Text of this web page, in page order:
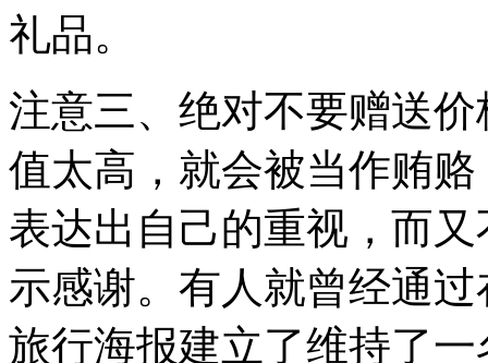
礼品。
注意三、绝对不要赠送
值太高，就会被当作贿
表达出自己的重视，而
示感谢。有人就曾经通
旅行海报建立了维持了